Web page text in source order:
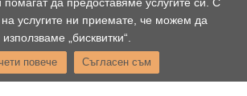
на услугите ни приемате, че можем да
използваме „бисквитки“.
повече Съгласен съм